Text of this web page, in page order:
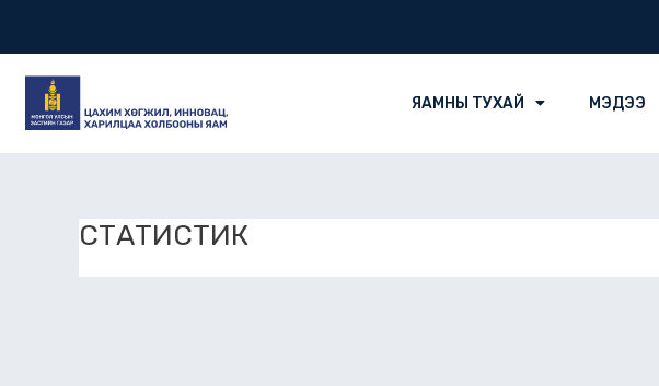
ЯАМНЫ ТУХАЙ МЭДЭЭ
СТАТИСТИК